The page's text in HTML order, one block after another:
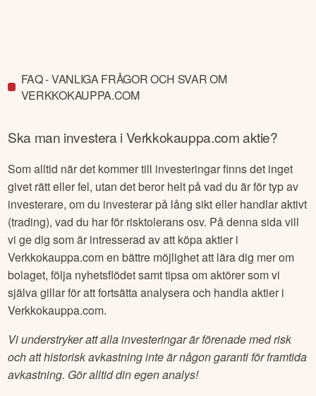
FAQ - VANLIGA FRÅGOR OCH SVAR OM
VERKKOKAUPPA.COM
Ska man investera iVerkkokauppa.comaktie?
Som alltid när det kommer till investeringar finns det inget
givet rätt eller fel, utan det beror helt på vad du är för typ av
investerare, om du investerar på lång sikt eller handlar aktivt
(trading), vad du har för risktolerans osv. På denna sida vill
vi ge dig som är intresserad av att köpa aktier i
Verkkokauppa.comen bättre möjlighet att lära dig mer om
bolaget, följa nyhetsflödet samt tipsa om aktörer som vi
själva gillar för att fortsätta analysera och handla aktier i
Verkkokauppa.com.
Vi understryker att alla investeringar är förenade med risk
och att historisk avkastning inte är någon garanti för framtida
avkastning. Gör alltid din egen analys!